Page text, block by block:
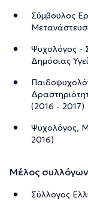
Σύμβουλος
Ψυχολόγος -
Δημόσιας
(2016 - 2017)
Ψυχολόγος,
2016)
Μέλος συλλόγων
Σύλλογος